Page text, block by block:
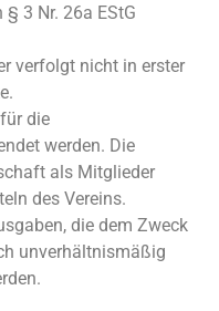
3 Nr. 26a EStG
verfolgt nicht in erster
die
werden. Die
als Mitglieder
des Vereins.
die dem Zweck
unverhältnismäßig